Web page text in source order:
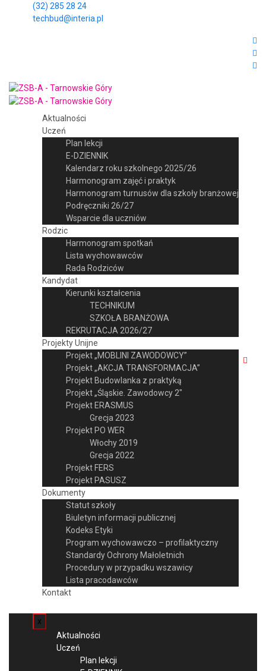
(32) 285 28 24
techbud@interia.pl
Aktualności
Uczeń
Plan lekcji
E-DZIENNIK
Kalendarz roku szkolnego 2025/26
Harmonogram zajęć i praktyk
Harmonogram turnusów dla szkoły branżowej
Podręczniki 26/27
Wsparcie dla uczniów
Rodzic
Harmonogram spotkań
Lista wychowawców
Rada Rodziców
Kandydat
Kierunki kształcenia
TECHNIKUM
SZKOŁA BRANŻOWA
REKRUTACJA 2026/27
Projekty Unijne
Projekt „MOBLINI ZAWODOWCY”
Projekt „AKCJA TRANSFORMACJA”
Projekt Budowlanka z praktyką
Projekt „Śląskie. Zawodowcy 2″
Projekt ERASMUS
Grecja 2023
Projekt PO WER
Włochy 2019
Grecja 2022
Projekt FERS
Projekt PASUSZ
Dokumenty
Statut szkoły
Biuletyn informacji publicznej
Kodeks Etyki
Program wychowawczo – profilaktyczny
Standardy Ochrony Małoletnich
Procedury w przypadku wszawicy
Lista pracodawców
Kontakt
x
Aktualności
Uczeń
Plan lekcji